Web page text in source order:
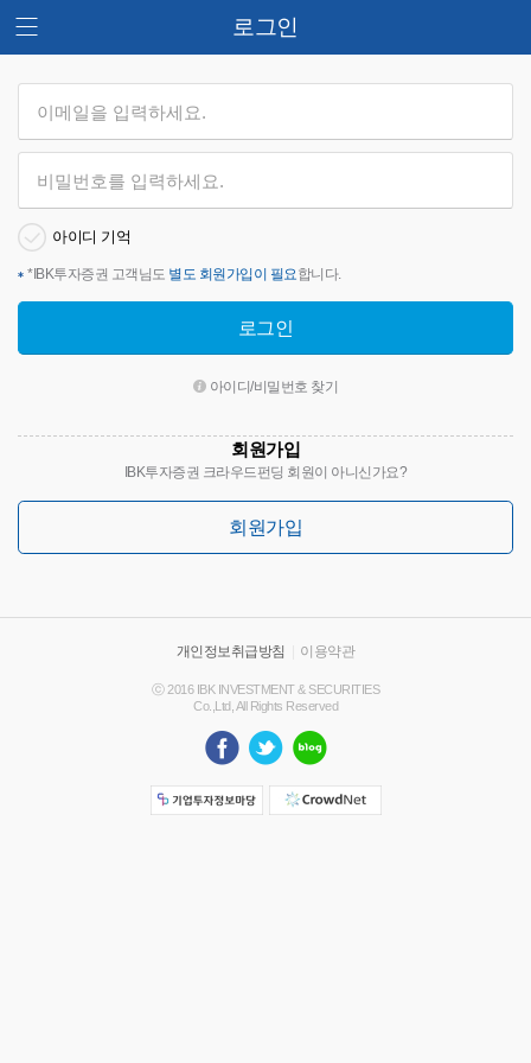
로그인
아이디 기억
*IBK투자증권 고객님도 별도 회원가입이 필요합니다.
로그인
아이디/비밀번호 찾기
회원가입
IBK투자증권 크라우드펀딩 회원이 아니신가요?
회원가입
개인정보취급방침 이용약관
ⓒ 2016 IBK INVESTMENT & SECURITIES
Co.,Ltd, All Rights Reserved